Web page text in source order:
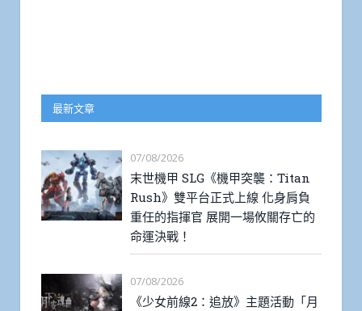
最新文章
07/08/2026
末世機甲 SLG《機甲突襲：Titan
Rush》雙平台正式上線 化身肩負
重任的指揮官 展開一場攸關存亡的
命運決戰！
07/08/2026
《少女前線2：追放》主題活動「月